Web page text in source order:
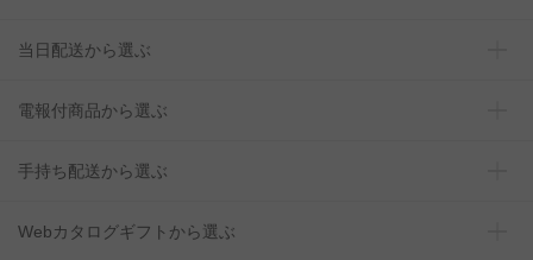
当日配送から選ぶ
電報付商品から選ぶ
手持ち配送から選ぶ
Webカタログギフトから選ぶ